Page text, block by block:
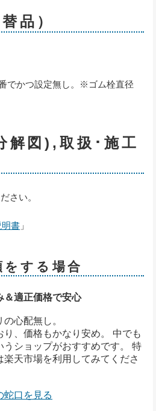
品）
でかつ設定無し。※ゴム栓直径
解図),取扱･施工
さい。
明書 」
をする場合
＆適正価格で安心
心配無し。
、価格もかなり安め。 中でも
うショップがおすすめです。 特
天市場を利用してみてくださ
蛇口を見る